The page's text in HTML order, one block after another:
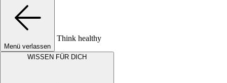
Menü verlassen
Think healthy
WISSEN FÜR DICH